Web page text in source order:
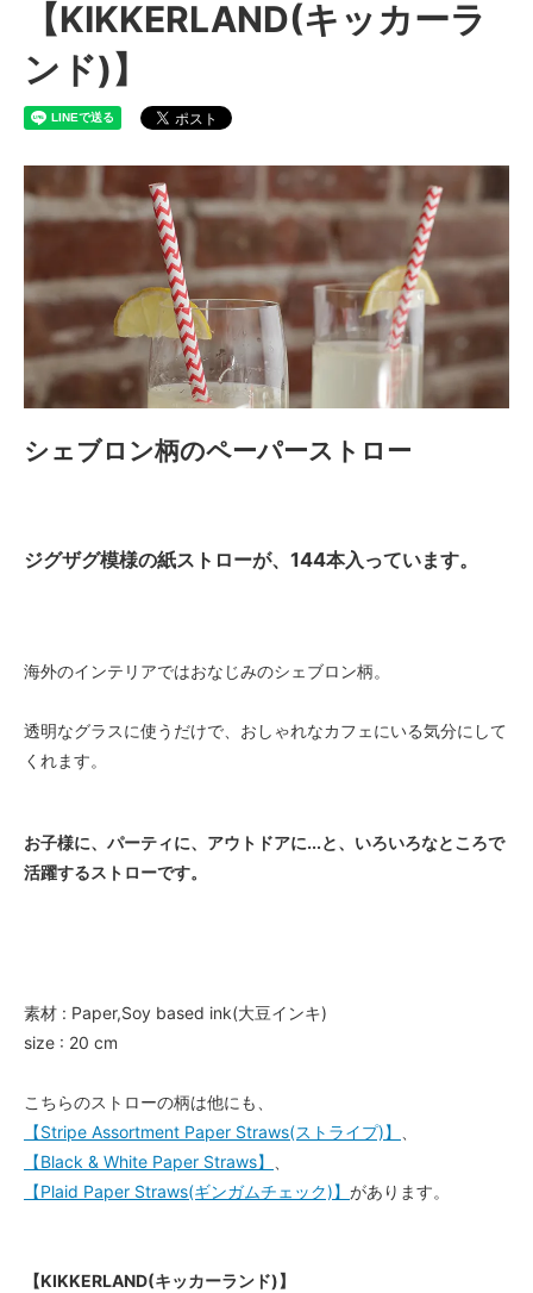
【KIKKERLAND(キッカーラ
ンド)】
シェブロン柄のペーパーストロー
ジグザグ模様の紙ストローが、144本入っています。
海外のインテリアではおなじみのシェブロン柄。
透明なグラスに使うだけで、おしゃれなカフェにいる気分にして
くれます。
お子様に、パーティに、アウトドアに...と、いろいろなところで
活躍するストローです。
素材 : Paper,Soy based ink(大豆インキ)
size : 20 cm
こちらのストローの柄は他にも、
【Stripe Assortment Paper Straws(ストライプ)】 、
【Black & White Paper Straws】 、
【Plaid Paper Straws(ギンガムチェック)】 があります。
【KIKKERLAND(キッカーランド)】